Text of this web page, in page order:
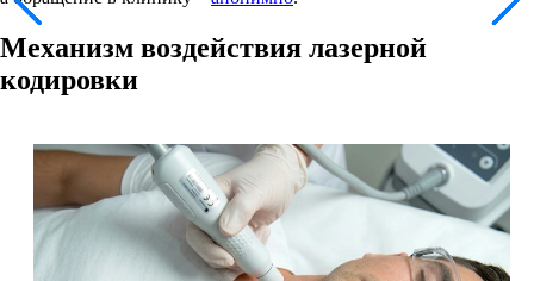
Механизм воздействия лазерной
кодировки